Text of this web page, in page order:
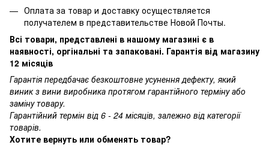
Оплата за товар и доставку осуществляется
получателем в представительстве Новой Почты.
Всі товари, представлені в нашому магазині є в
наявності, оргінальні та запаковані. Гарантія від магазину
12 місяців
Гарантія передбачає безкоштовне усунення дефекту, який
виник з вини виробника протягом гарантійного терміну або
заміну товару.
Гарантійний термін від 6 - 24 місяців, залежно від категорії
товарів.
Хотите вернуть или обменять товар?